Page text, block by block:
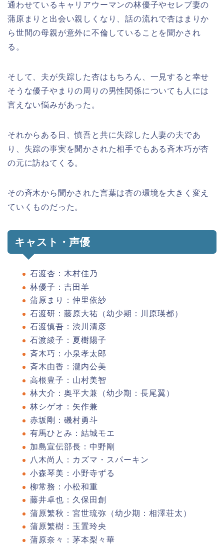
通わせているキャリアウーマンの林優子やセレブ妻の
蒲原まりと出会い親しくなり、話の流れで杏はまりか
ら世間の母親が意外に不倫していることを聞かされ
る。
そして、夫が失踪した杏はもちろん、一見すると幸せ
そうな優子やまりの周りの男性関係についても人には
言えない悩みがあった。
それからある日、慎吾と共に失踪した人妻の夫であ
り、失踪の事実を聞かされた相手でもある斉木巧が杏
の元に訪ねてくる。
その斉木から聞かされた言葉は杏の環境を大きく変え
ていくものだった。
キャスト・声優
石渡杏：木村佳乃
林優子：吉田羊
蒲原まり：仲里依紗
石渡研：藤原大祐（幼少期：川原瑛都）
石渡慎吾：渋川清彦
石渡綾子：夏樹陽子
斉木巧：小泉孝太郎
斉木由香：瀧内公美
高根豊子：山村美智
林大介：奥平大兼（幼少期：長尾翼）
林シゲオ：矢作兼
赤坂剛：磯村勇斗
有馬ひとみ：結城モエ
加島宣伝部長：中野剛
八木尚人：カズマ・スパーキン
小森琴美：小野寺ずる
柳常務：小松和重
藤井卓也：久保田創
蒲原繁秋：宮世琉弥（幼少期：相澤荘太）
蒲原繁樹：玉置玲央
蒲原奈々：茅本梨々華